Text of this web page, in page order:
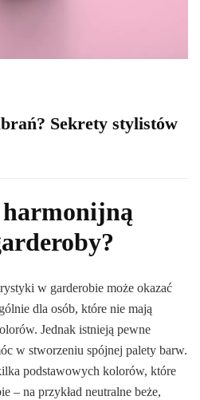
Sekrety stylistów
w garderobie może okazać
dla osób, które nie mają
Jednak istnieją pewne
w stworzeniu spójnej palety barw.
podstawowych kolorów, które
– na przykład neutralne beże,